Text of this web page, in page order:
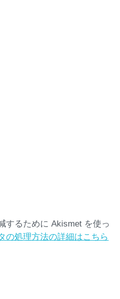
するために Akismet を使っ
の処理方法の詳細はこちら